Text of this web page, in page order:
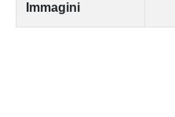
Immagini